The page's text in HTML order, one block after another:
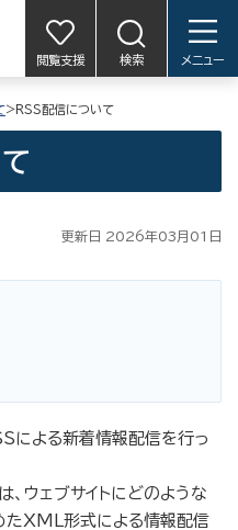
閲覧支援 検索 メニュー
>RSS配信について
更新日 2026年03月01日
による新着情報配信を行っ
ウェブサイトにどのような
たXML形式による情報配信